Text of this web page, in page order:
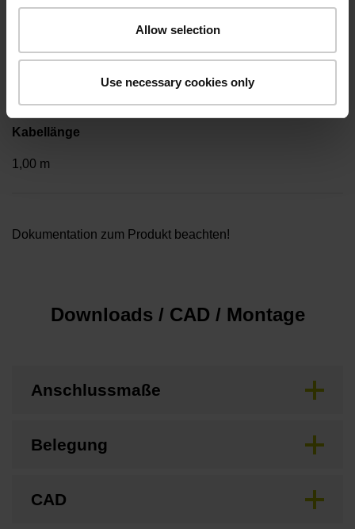
Allow selection
Use necessary cookies only
Kabellänge
1,00 m
Dokumentation zum Produkt beachten!
Downloads / CAD / Montage
Anschlussmaße
Belegung
CAD